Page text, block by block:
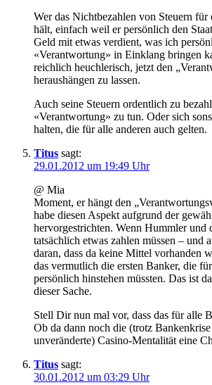
Wer das Nichtbezahlen von Steuern für
hält, einfach weil er persönlich den
Geld mit etwas verdient, was ich
«Verantwortung» in Einklang bringen
reichlich heuchlerisch, jetzt den
heraushängen zu lassen.
Auch seine Steuern ordentlich zu
«Verantwortung» zu tun. Oder sich
halten, die für alle anderen auch gelten.
Titus sagt:
29.01.2012 um 19:49 Uhr
@ Mia
Moment, er hängt den
habe diesen Aspekt aufgrund der
hervorgestrichten. Wenn Hummler und
tatsächlich etwas zahlen müssen – und
daran, dass da keine Mittel vorhanden
das vermutlich die ersten Banker, die
persönlich hinstehen müssten. Das ist
dieser Sache.
Stell Dir nun mal vor, dass das für alle
Ob da dann noch die (trotz
unveränderte) Casino-Mentalität eine
Titus sagt:
30.01.2012 um 03:29 Uhr